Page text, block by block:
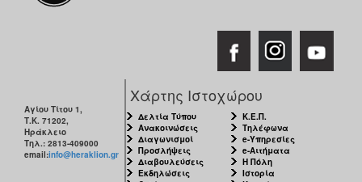
Αγίου Τίτου 1,
Τ.Κ. 71202,
Ηράκλειο
Τηλ.: 2813-409000
email:info@heraklion.gr
Χάρτης Ιστοχώρου
Δελτία Τύπου
Ανακοινώσεις
Διαγωνισμοί
Προσλήψεις
Διαβουλεύσεις
Εκδηλώσεις
Κ.Ε.Π.
Τηλέφωνα
e-Υπηρεσίες
e-Αιτήματα
Η Πόλη
Ιστορία